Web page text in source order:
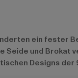
ein fester
und Brokat
Designs